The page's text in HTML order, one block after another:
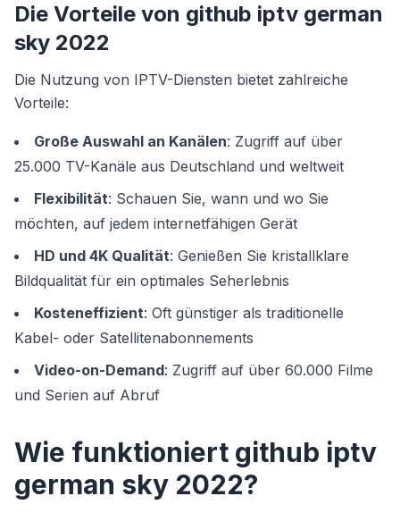
Die Vorteile von github iptv german
sky 2022
Die Nutzung von IPTV-Diensten bietet zahlreiche
Vorteile:
Große Auswahl an Kanälen: Zugriff auf über
25.000 TV-Kanäle aus Deutschland und weltweit
Flexibilität: Schauen Sie, wann und wo Sie
möchten, auf jedem internetfähigen Gerät
HD und 4K Qualität: Genießen Sie kristallklare
Bildqualität für ein optimales Seherlebnis
Kosteneffizient: Oft günstiger als traditionelle
Kabel- oder Satellitenabonnements
Video-on-Demand: Zugriff auf über 60.000 Filme
und Serien auf Abruf
Wie funktioniert github iptv
german sky 2022?